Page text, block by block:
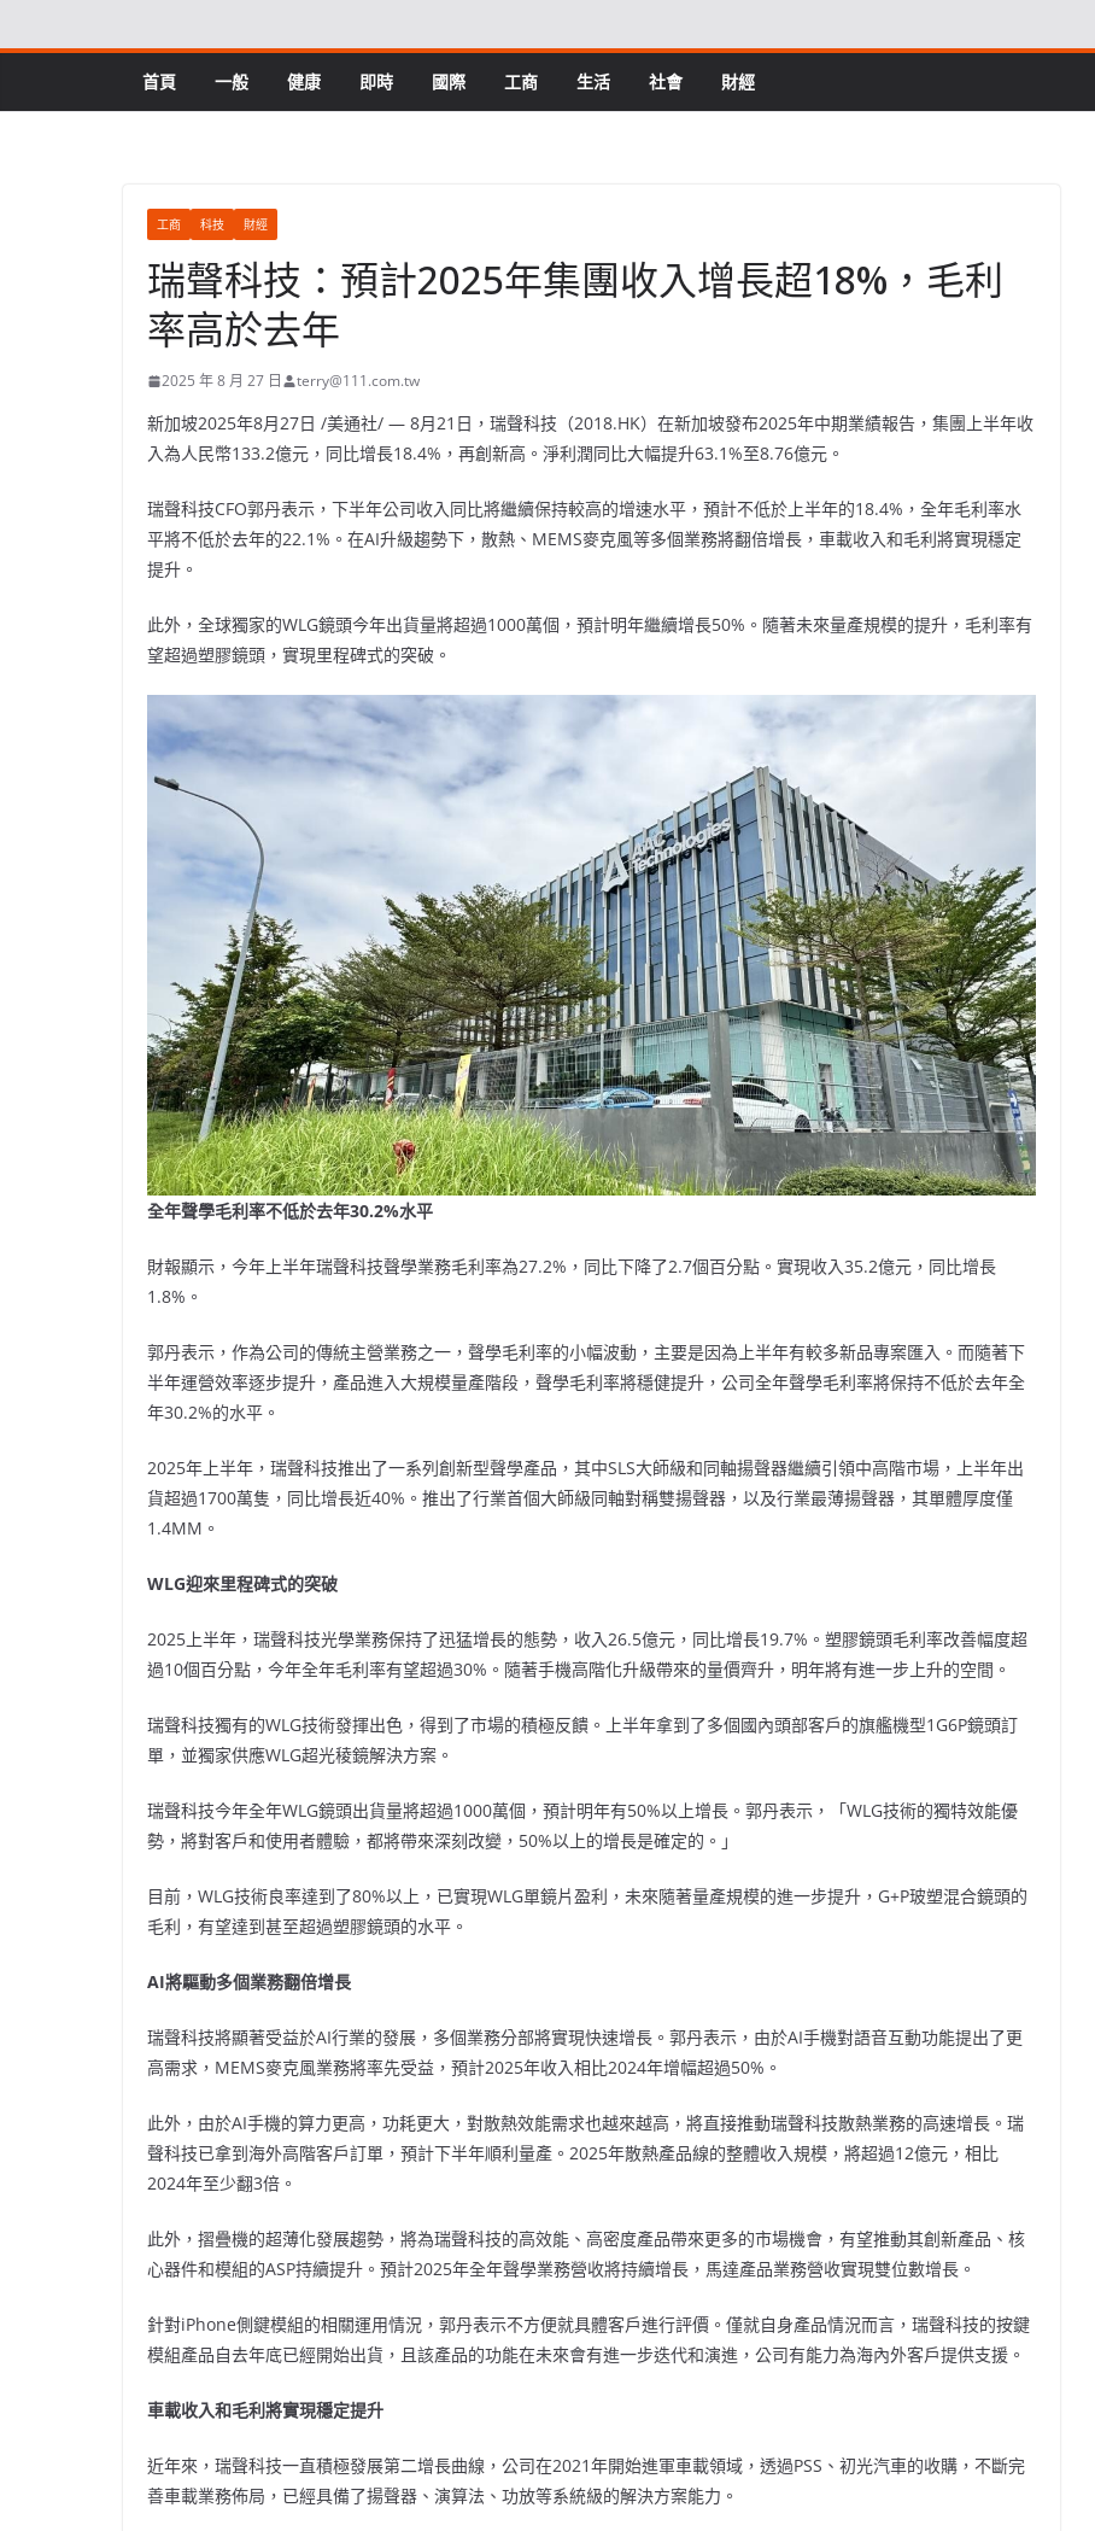
to
首頁 一般 健康 即時 國際 工商 生活 社會 財經
工商 科技 財經
瑞聲科技：預計2025年集團收入增長超18%，毛利
率高於去年
2025 年 8 月 27 日 terry@111.com.tw
新加坡2025年8月27日 /美通社/ — 8月21日， 瑞聲科技（2018.HK）在新加坡發布2025年中期業績報告，集團上半年收
入為人民幣133.2億元，同比增長18.4%，再創新高。淨利潤同比大幅提升63.1%至8.76億元。
瑞聲科技CFO郭丹表示， 下半年公司收入同比將繼續保持較高的增速水平，預計不低於上半年的18.4%，全年毛利率水
平將不低於去年的22.1%。在AI升級趨勢下，散熱、MEMS麥克風等多個業務將翻倍增長，車載收入和毛利將實現穩定
提升。
此外，全球獨家的WLG鏡頭今年出貨量將超過1000萬個，預計明年繼續增長50%。隨著未來量產規模的提升，毛利率有
望超過塑膠鏡頭，實現里程碑式的突破。
全年聲學毛利率不低於去年30.2%水平
財報顯示，今年上半年瑞聲科技聲學業務毛利率為27.2%，同比下降了2.7個百分點。實現收入35.2億元，同比增長
1.8%。
郭丹表示，作為公司的傳統主營業務之一，聲學毛利率的小幅波動，主要是因為上半年有較多新品專案匯入。而隨著下
半年運營效率逐步提升，產品進入大規模量產階段，聲學毛利率將穩健提升，公司全年聲學毛利率將保持不低於去年全
年30.2%的水平。
2025年上半年，瑞聲科技推出了一系列創新型聲學產品，其中SLS大師級和同軸揚聲器繼續引領中高階市場，上半年出
貨超過1700萬隻，同比增長近40%。推出了行業首個大師級同軸對稱雙揚聲器，以及行業最薄揚聲器，其單體厚度僅
1.4MM。
WLG迎來里程碑式的突破
2025上半年，瑞聲科技光學業務保持了迅猛增長的態勢，收入26.5億元，同比增長19.7%。塑膠鏡頭毛利率改善幅度超
過10個百分點，今年全年毛利率有望超過30%。隨著手機高階化升級帶來的量價齊升，明年將有進一步上升的空間。
瑞聲科技獨有的WLG技術發揮出色，得到了市場的積極反饋。上半年拿到了多個國內頭部客戶的旗艦機型1G6P鏡頭訂
單，並獨家供應WLG超光稜鏡解決方案。
瑞聲科技今年全年WLG鏡頭出貨量將超過1000萬個，預計明年有50%以上增長。 郭丹表示，
「WLG技術的獨特效能優
勢，將對客戶和使用者體驗，都將帶來深刻改變，50%以上的增長是確定的。」
目前，WLG技術良率達到了80%以上，已實現WLG單鏡片盈利，未來隨著量產規模的進一步提升，G+P玻塑混合鏡頭的
毛利，有望達到甚至超過塑膠鏡頭的水平。
AI將驅動多個業務翻倍增長
瑞聲科技將顯著受益於AI行業的發展，多個業務分部將實現快速增長。郭丹表示，由於AI手機對語音互動功能提出了更
高需求，MEMS麥克風業務將率先受益，預計2025年收入相比2024年增幅超過50%。
此外，由於AI手機的算力更高，功耗更大，對散熱效能需求也越來越高，將直接推動瑞聲科技散熱業務的高速增長。 瑞
聲科技已拿到海外高階客戶訂單，預計下半年順利量產。2025年散熱產品線的整體收入規模，將超過12億元，相比
2024年至少翻3倍。
此外，摺疊機的超薄化發展趨勢，將為瑞聲科技的高效能、高密度產品帶來更多的市場機會，有望推動其創新產品、核
心器件和模組的ASP持續提升。預計2025年全年聲學業務營收將持續增長，馬達產品業務營收實現雙位數增長。
針對iPhone側鍵模組的相關運用情況，郭丹表示不方便就具體客戶進行評價。僅就自身產品情況而言，瑞聲科技的按鍵
模組產品自去年底已經開始出貨，且該產品的功能在未來會有進一步迭代和演進，公司有能力為海內外客戶提供支援。
車載收入和毛利將實現穩定提升
近年來，瑞聲科技一直積極發展第二增長曲線，公司在2021年開始進軍車載領域，透過PSS、初光汽車的收購，不斷完
善車載業務佈局，已經具備了揚聲器、演算法、功放等系統級的解決方案能力。